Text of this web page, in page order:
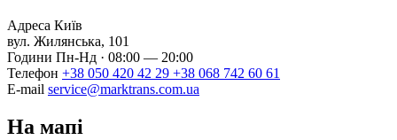
Адреса Київ
вул. Жилянська, 101
Години Пн-Нд · 08:00 — 20:00
Телефон +38 050 420 42 29 +38 068 742 60 61
E-mail service@marktrans.com.ua
На мапі